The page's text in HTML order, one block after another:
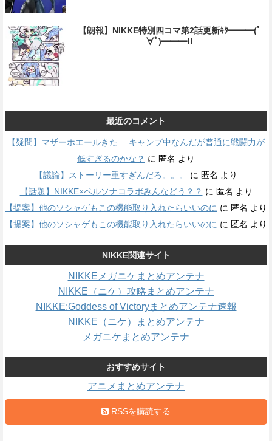
【朗報】NIKKE特別四コマ第2話更新ｷﾀ━━━(ﾟ
∀ﾟ)━━━!!
最近のコメント
【疑問】マザーホエールきた… キャンプ中なんだが普通に戦闘力が
低すぎるのかな？ に 匿名 より
【議論】ストーリー重すぎんだろ。。。
に 匿名 より
【話題】NIKKE×ペルソナコラボみんなどう？？ に 匿名 より
【提案】他のソシャゲもこの機能取り入れたらいいのに に 匿名 より
【提案】他のソシャゲもこの機能取り入れたらいいのに に 匿名 より
NIKKE関連サイト
NIKKEメガニケまとめアンテナ
NIKKE（ニケ）攻略まとめアンテナ
NIKKE:Goddess of Victoryまとめアンテナ速報
NIKKE（ニケ）まとめアンテナ
メガニケまとめアンテナ
おすすめサイト
アニメまとめアンテナ
RSSを購読する